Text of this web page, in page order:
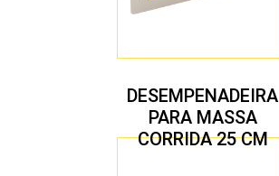
DESEMPENADEIRA
PARA MASSA
CORRIDA 25 CM